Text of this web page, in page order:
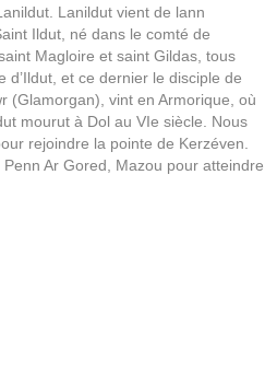
Lanildut vient de lann
Ildut, né dans le comté de
Magloire et saint Gildas, tous
d’Ildut, et ce dernier le disciple de
(Glamorgan), vint en Armorique, où
mourut à Dol au VIe siècle. Nous
rejoindre la pointe de Kerzéven.
Ar Gored, Mazou pour atteindre